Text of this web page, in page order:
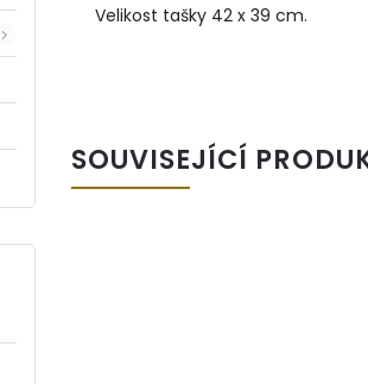
Velikost tašky 42 x 39 cm.
SOUVISEJÍCÍ